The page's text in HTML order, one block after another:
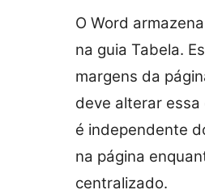
O Word
na guia Tabela.
margens da
deve alterar
é independente
na página
centralizado.